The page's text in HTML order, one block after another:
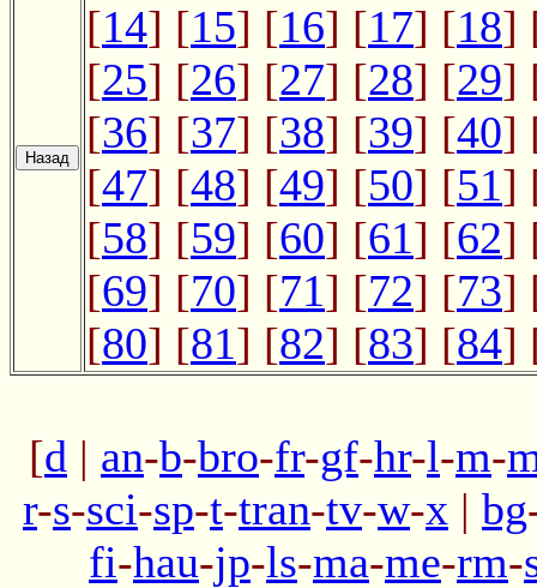
[14] [15] [16] [17] [18]
[25] [26] [27] [28] [29]
[36] [37] [38] [39] [40]
[47] [48] [49] [50] [51]
[58] [59] [60] [61] [62]
[69] [70] [71] [72] [73]
[80] [81] [82] [83] [84]
[d | an-b-bro-fr-gf-hr-l-m-
r-s-sci-sp-t-tran-tv-w-x | bg
fi-hau-jp-ls-ma-me-rm-